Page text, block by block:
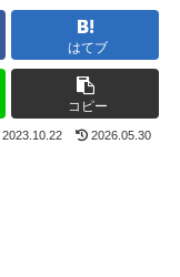
はてブ
コピー
2023.10.22 2026.05.30